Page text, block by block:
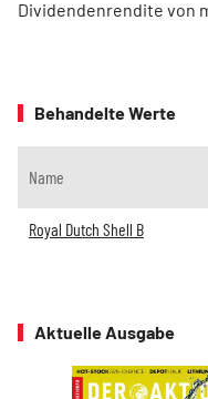
Dividendenrendite von
Behandelte Werte
Name
Royal Dutch Shell B
Aktuelle Ausgabe